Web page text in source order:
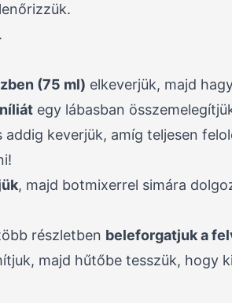
(75 ml) elkeverjük, majd
egy lábasban
addig keverjük, amíg teljesen
, majd botmixerrel simára
részletben beleforgatjuk a
majd hűtőbe tesszük, hogy